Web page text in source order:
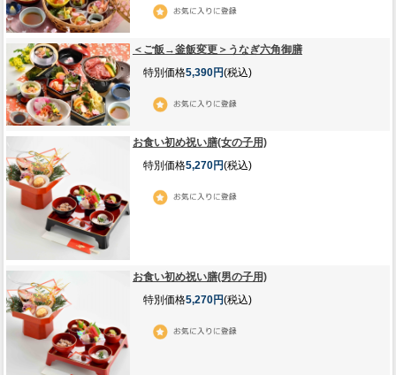
＜ご飯→釜飯変更＞うなぎ六角御膳
特別価格5,390円(税込)
お食い初め祝い膳(女の子用)
特別価格5,270円(税込)
お食い初め祝い膳(男の子用)
特別価格5,270円(税込)